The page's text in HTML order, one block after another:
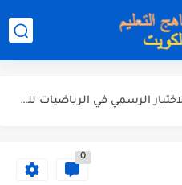
نموذج إجابة الاختبار الرسمي في التربية الاسلامية للصف العاشر الفترة...
نموذج إجابة الاختبار الرسمي في الرياضيات للصف العاشر الفترة الثانية...
مذكرة شاملة في القران الكريم للصف الثاني عشر الفصل الثاني...
0